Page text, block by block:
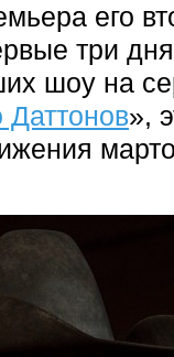
его
три
шоу на
Даттонов»,